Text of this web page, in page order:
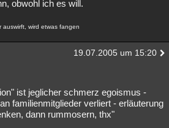
obwohl ich es will.
auswirft, wird etwas fangen
19.07.2005 um 15:20
ist jeglicher schmerz egoismus -
familienmitglieder verliert - erläuterung
dann rummosern, thx"